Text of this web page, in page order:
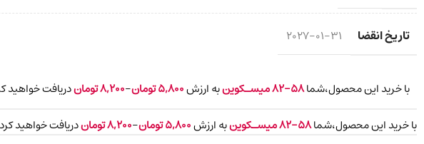
تاریخ انقضا 2027-01-31
با خرید این محصول،شما58-82 میسـکوینبه ارزش5,800تومان-
8,200توماندریافت خواهید
با خرید این محصول،شما58-82 میسـکوینبه ارزش5,800تومان-
8,200توماندریافت خواهید